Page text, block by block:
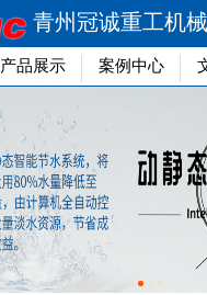
青州冠诚重工机
产品展示 案例中心